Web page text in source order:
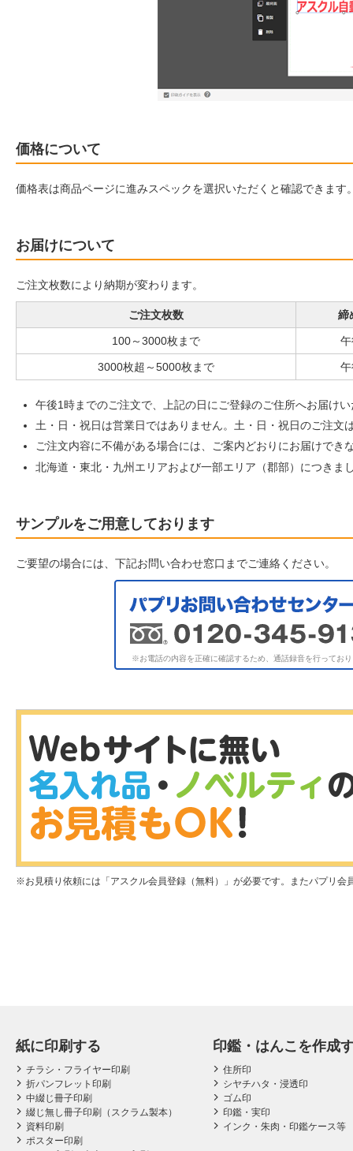
価格について
価格表は商品ページに進みスペックを選択いただくと確認できます
お届けについて
ご注文枚数により納期が変わります。
ご注文枚数 締
100～3000枚まで
3000枚超～5000枚まで
午後1時までのご注文で、上記の日にご登録のご住所へお届け
土・日・祝日は営業日ではありません。土・日・祝日のご注文
ご注文内容に不備がある場合には、ご案内どおりにお届けで
北海道・東北・九州エリアおよび一部エリア（郡部）につきま
サンプルをご用意しております
ご要望の場合には、下記お問い合わせ窓口までご連絡ください。
※お電話の内容を正確に確認するため、通話録音を行ってお
お見積り依頼には「アスクル会員登録（無料）」が必要です。またパプリ
紙に印刷する
チラシ・フライヤー印刷
折パンフレット印刷
中綴じ冊子印刷
綴じ無し冊子印刷（スクラム製本）
資料印刷
ポスター印刷
印鑑・はんこを作成
住所印
シヤチハタ・浸透印
ゴム印
印鑑・実印
インク・朱肉・印鑑ケース等